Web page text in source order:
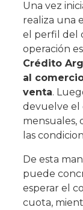
Una vez
realiza una
el perfil del
operación
Crédito
al
venta.
devuelve el
mensuales,
las
De esta
puede
esperar el
cuota,